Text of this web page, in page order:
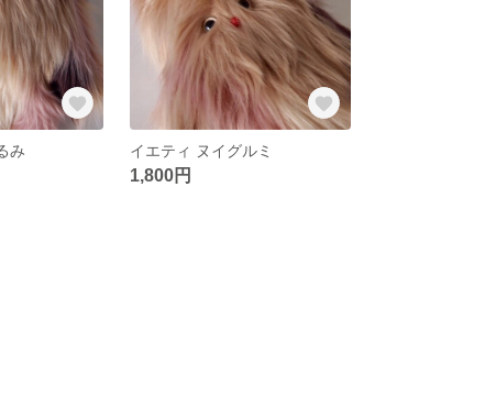
み イエティ ヌイグルミ
1,800円